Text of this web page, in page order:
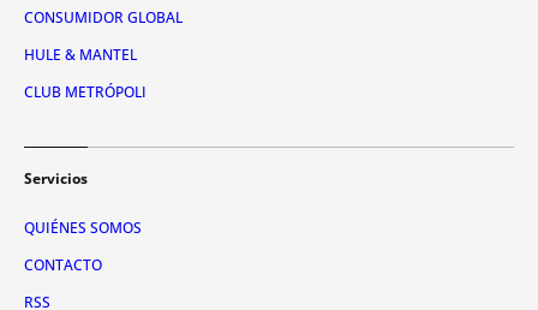
CONSUMIDOR GLOBAL
HULE & MANTEL
CLUB METRÓPOLI
Servicios
QUIÉNES SOMOS
CONTACTO
RSS